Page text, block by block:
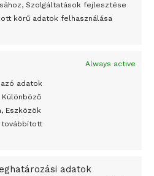
Szolgáltatások fejlesztése
körű adatok felhasználása
Always active
adatok
Eszközök
továbbított
adatok
egyházügyi törvény
zsidó kulturális örökségét
az amerikai Meridian
programjainak legjobbjai az